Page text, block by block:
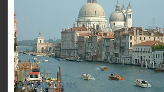
ATTRACTIONS